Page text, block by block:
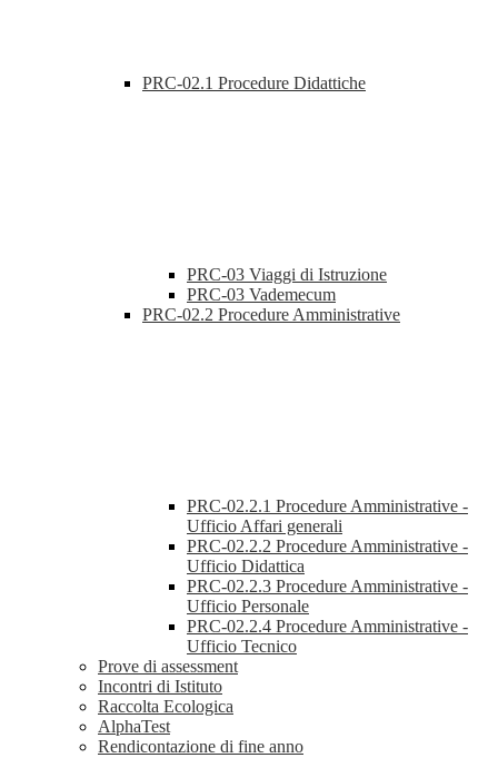
PRC-02.1 Procedure Didattiche
PRC-03 Viaggi di Istruzione
PRC-03 Vademecum
PRC-02.2 Procedure Amministrative
PRC-02.2.1 Procedure Amministrative -
Ufficio Affari generali
PRC-02.2.2 Procedure Amministrative -
Ufficio Didattica
PRC-02.2.3 Procedure Amministrative -
Ufficio Personale
PRC-02.2.4 Procedure Amministrative -
Ufficio Tecnico
Prove di assessment
Incontri di Istituto
Raccolta Ecologica
AlphaTest
Rendicontazione di fine anno